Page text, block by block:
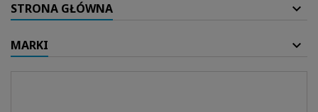
STRONA GŁÓWNA
MARKI